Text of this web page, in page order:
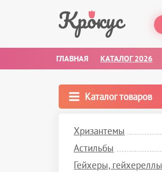
ГЛАВНАЯ КАТАЛОГ 2026
Каталог товаров
Хризантемы
Астильбы
Гейхеры, гейхереллы